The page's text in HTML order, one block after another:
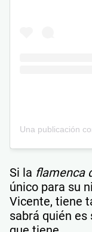
Si la flamenca
único para su
Vicente, tiene
sabrá quién